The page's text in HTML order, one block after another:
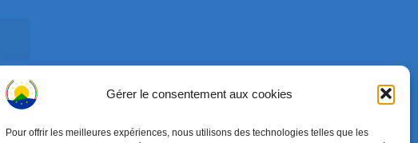
Gérer le consentement aux cookies
Pour offrir les meilleures expériences, nous utilisons des technologies telles que les